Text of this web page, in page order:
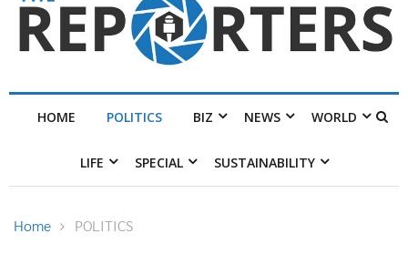
HOME POLITICS BIZ NEWS WORLD
LIFE SPECIAL SUSTAINABILITY
Home POLITICS